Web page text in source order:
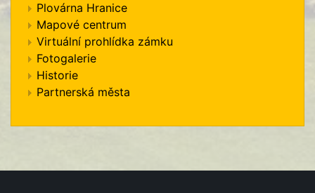
Plovárna Hranice
Mapové centrum
Virtuální prohlídka zámku
Fotogalerie
Historie
Partnerská města